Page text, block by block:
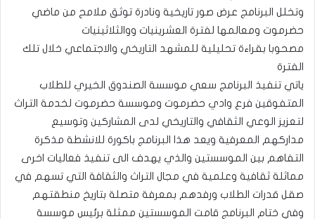
وتخلل البرنامج عرض صور تاريخية ونادرة توثق ملامح من ماضي
حضرموت ومعالمها لفترة العشرينيات ووالثلاثينيات
مصحوبا بقراءة تحليلية للمشهد التاريخي والاجتماعي خلال تلك
الفترة
ياتي تنفيذ البرنامج سعي موسسة الصندوق الخيري للطلاب
المتفوقين فرع وادي حضرموت وموسسة حضرموت لخدمة التراث
لتعزيز الوعي الثقافي والتاريخي لدى المشاركين وتوسيع
مداركهم المعرفية ويعد هذا البرنامج باكورة للانشطة مذكرة
التفاهم بين الموسستين والذي يهدف الى تنفيذ فعاليات اخرى
مماثلة ثقافية وعلمية في مجال التراث والثقافة التي تسهم في
صقل قدرات الطلاب ورفدهم بمعرفة متصلة بتاريخ منطقتهم
وفي ختام البرنامج قامت الموسستين ممثلة برئيس موسسة